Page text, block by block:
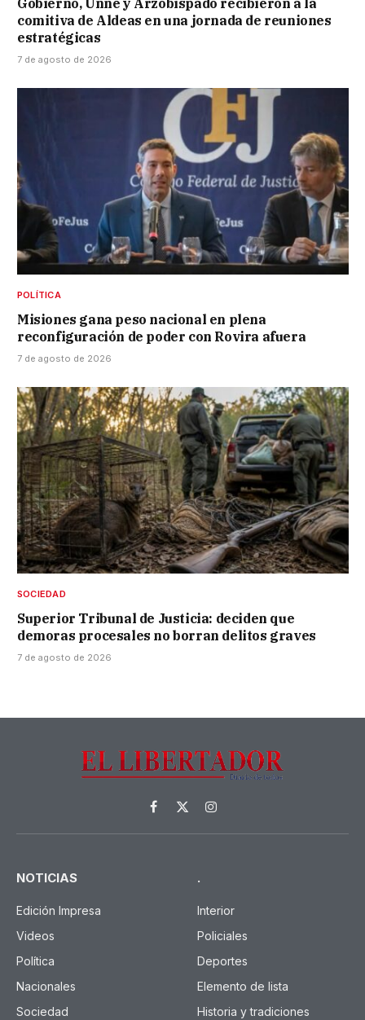
Gobierno, Unne y Arzobispado recibieron a la
comitiva de Aldeas en una jornada de reuniones
estratégicas
7 de agosto de 2026
POLÍTICA
Misiones gana peso nacional en plena
reconfiguración de poder con Rovira afuera
7 de agosto de 2026
SOCIEDAD
Superior Tribunal de Justicia: deciden que
demoras procesales no borran delitos graves
7 de agosto de 2026
Facebook
X
(Twitter)
Instagram
NOTICIAS
Edición Impresa
Videos
Política
Nacionales
Sociedad
.
Interior
Policiales
Deportes
Elemento de lista
Historia y tradiciones